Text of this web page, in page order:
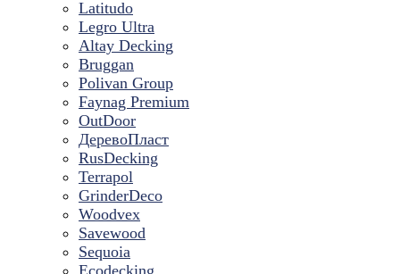
Latitudo
Legro Ultra
Altay Decking
Bruggan
Polivan Group
Faynag Premium
OutDoor
ДеревоПласт
RusDecking
Terrapol
GrinderDeco
Woodvex
Savewood
Sequoia
Ecodecking